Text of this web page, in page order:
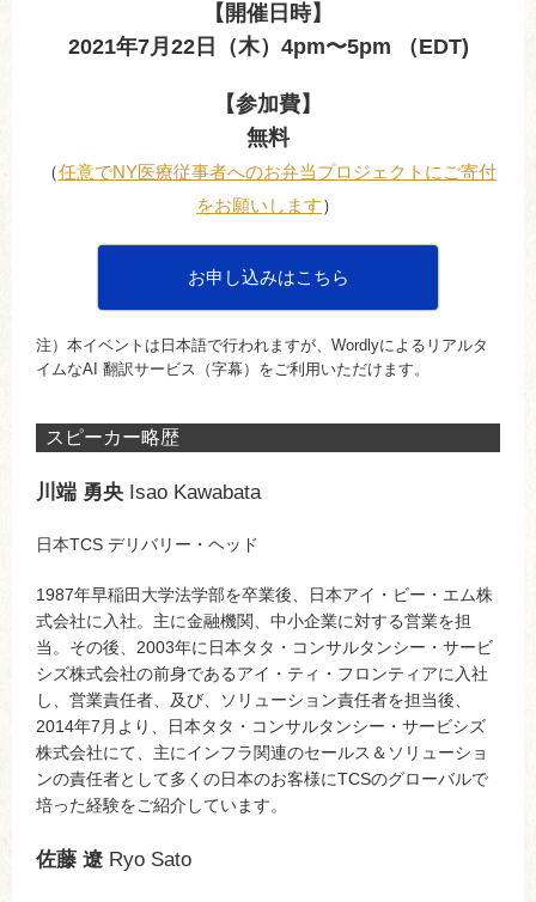
【開催日時】
2021年7月22日（木）4pm〜5pm （EDT)
【参加費】
無料
（任意でNY医療従事者へのお弁当プロジェクトにご寄付
をお願いします）
お申し込みはこちら
注）本イベントは日本語で行われますが、Wordlyによるリアルタ
イムなAI 翻訳サービス（字幕）をご利用いただけます。
スピーカー略歴
川端 勇央 Isao Kawabata
日本TCS デリバリー・ヘッド
1987年早稲田大学法学部を卒業後、日本アイ・ビー・エム株
式会社に入社。主に金融機関、中小企業に対する営業を担
当。その後、2003年に日本タタ・コンサルタンシー・サービ
シズ株式会社の前身であるアイ・ティ・フロンティアに入社
し、営業責任者、及び、ソリューション責任者を担当後、
2014年7月より、日本タタ・コンサルタンシー・サービシズ
株式会社にて、主にインフラ関連のセールス＆ソリューショ
ンの責任者として多くの日本のお客様にTCSのグローバルで
培った経験をご紹介しています。
佐藤 遼 Ryo Sato